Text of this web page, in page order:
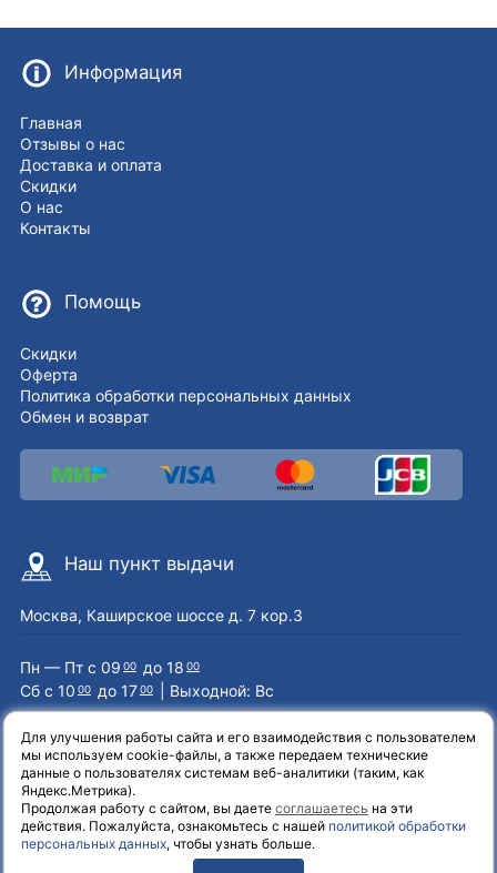
Информация
Главная
Отзывы о нас
Доставка и оплата
Скидки
О нас
Контакты
Помощь
Скидки
Оферта
Политика обработки персональных данных
Обмен и возврат
Наш пункт выдачи
Москва, Каширское шоссе д. 7 кор.3
Пн — Пт с 09 00 до 18 00
Сб с 10 00 до 1700 | Выходной: Вс
Наши контакты
8 (800) 551-72-71
info@el-one.ru
Для улучшения работы сайта и его взаимодействия с пользователем
мы используем cookie-файлы, а также передаем технические
данные о пользователях системам веб-аналитики (таким, как
Яндекс.Метрика).
Продолжая работу с сайтом, вы даете соглашаетесь на эти
действия. Пожалуйста, ознакомьтесь с нашей политикой обработки
персональных данных, чтобы узнать больше.